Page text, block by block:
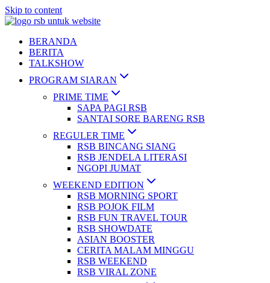
Skip to content
BERANDA
BERITA
TALKSHOW
PROGRAM SIARAN
PRIME TIME
SAPA PAGI RSB
SANTAI SORE BARENG RSB
REGULER TIME
RSB BINCANG SIANG
RSB JENDELA LITERASI
NGOPI JUMAT
WEEKEND EDITION
RSB MORNING SPORT
RSB POJOK FILM
RSB FUN TRAVEL TOUR
RSB SHOWDATE
ASIAN BOOSTER
CERITA MALAM MINGGU
RSB WEEKEND
RSB VIRAL ZONE